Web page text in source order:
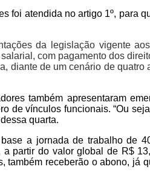
foi atendida no artigo 1º, para
da
egislação vigente
com pagamento dos
diante de um cenário de quatro
também apresentaram
de vínculos funcionais. “Ou
quarta.
a jornada de trabalho de
partir do valor global de R$
também receberão o abono,